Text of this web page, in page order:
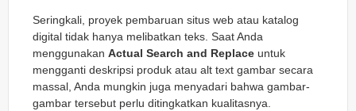
Seringkali, proyek pembaruan situs web atau katalog
digital tidak hanya melibatkan teks. Saat Anda
menggunakan Actual Search and Replace untuk
mengganti deskripsi produk atau alt text gambar secara
massal, Anda mungkin juga menyadari bahwa gambar-
gambar tersebut perlu ditingkatkan kualitasnya.